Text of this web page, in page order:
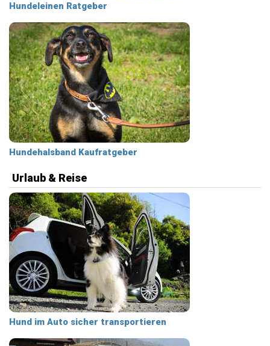
Hundeleinen Ratgeber
Hundehalsband Kaufratgeber
Urlaub & Reise
Hund im Auto sicher transportieren